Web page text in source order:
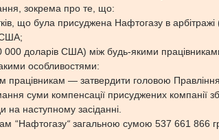
зокрема про те, що:
що була присуджена Нафтогазу в
США;
000 доларів США) між будь-якими
особливостями:
— затвердити головою Правління.
суми компенсації присуджених компанії
наступному засіданні.
“Нафтогазу“загальною сумою 537 661 866